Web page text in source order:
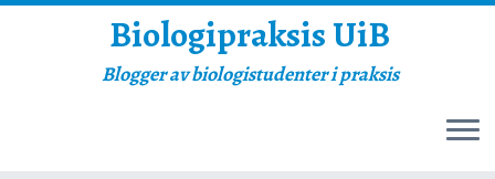
Biologipraksis UiB
Blogger av biologistudenter i praksis